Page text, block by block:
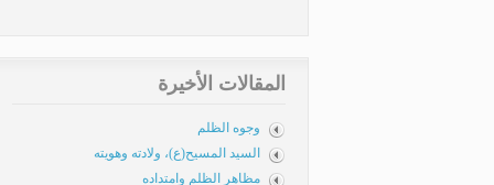
المقالات الأخيرة
وجوه الظلم
السيد المسيح(ع)، ولادته وهويته
مظاهر الظلم وامتداده